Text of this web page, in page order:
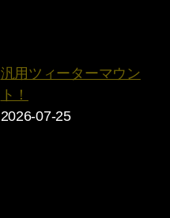
汎用ツィーターマウン
ト！
2026-07-25